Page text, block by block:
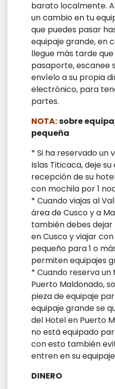
barato localmente.
un cambio en tu
que puedes pasar
equipaje grande, en
llegue más tarde
pasaporte, escanee
envíelo a su propia
electrónico, para
partes.
NOTA:sobre
pequeña
* Si ha reservado un
Islas Titicaca, deje
recepción de su
con mochila por 1
* Cuando viajas al
área de Cusco y a
también debes
en Cusco y viajar
pequeño para 1 o
permiten equipajes
* Cuando reserva
Puerto Maldonado,
pieza de equipaje
equipaje grande se
del Hotel en Puerto
no está equipado
con esto también
entren en su
DINERO